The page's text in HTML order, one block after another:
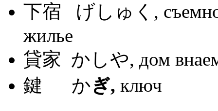
下宿 げしゅく,
жилье
貸家 かしや, дом
鍵 かぎ, ключ